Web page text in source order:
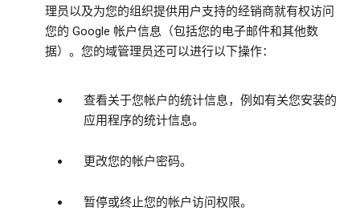
理员以及为您的组织提供用户支持的经销商就有权访问
您的 Google 帐户信息（包括您的电子邮件和其他数
据）。您的域管理员还可以进行以下操作：
查看关于您帐户的统计信息，例如有关您安装的
应用程序的统计信息。
更改您的帐户密码。
暂停或终止您的帐户访问权限。